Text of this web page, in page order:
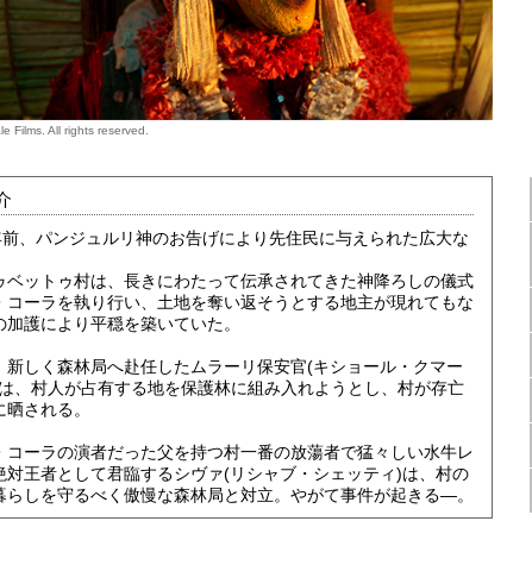
Films. All rights reserved.
、パンジュルリ神のお告げにより先住民に与えられた広大な
ベットゥ村は、長きにわたって伝承されてきた神降ろしの儀式
コーラを執り行い、土地を奪い返そうとする地主が現れてもな
加護により平穏を築いていた。
新しく森林局へ赴任したムラーリ保安官(キショール・クマー
、村人が占有する地を保護林に組み入れようとし、村が存亡
される。
コーラの演者だった父を持つ村一番の放蕩者で猛々しい水牛レ
対王者として君臨するシヴァ(リシャブ・シェッティ)は、村の
らしを守るべく傲慢な森林局と対立。やがて事件が起きる―。